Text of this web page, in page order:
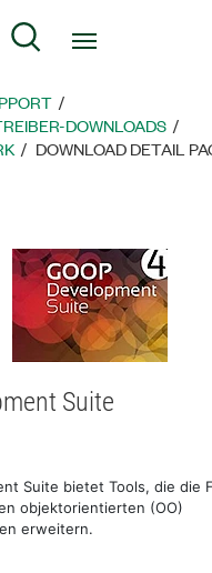
KontoSuche
DOWNLOADS
DOWNLOAD DETAIL
Suite
Suite bietet Tools, die die
objektorientierten (OO)
erweitern.